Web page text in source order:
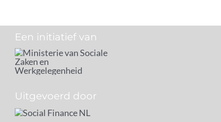
Een initiatief van
Uitgevoerd door